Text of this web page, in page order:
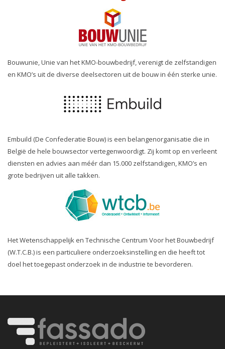
Bouwunie, Unie van het KMO-bouwbedrijf, verenigt de zelfstandigen
en KMO’s uit de diverse deelsectoren uit de bouw in één sterke unie.
Embuild (De Confederatie Bouw) is een belangenorganisatie die in
België de hele bouwsector vertegenwoordigt. Zij komt op en verleent
diensten en advies aan méér dan 15.000 zelfstandigen, KMO’s en
grote bedrijven uit alle takken.
Het Wetenschappelijk en Technische Centrum Voor het Bouwbedrijf
(W.T.C.B.) is een particuliere onderzoeksinstelling en die heeft tot
doel het toegepast onderzoek in de industrie te bevorderen.